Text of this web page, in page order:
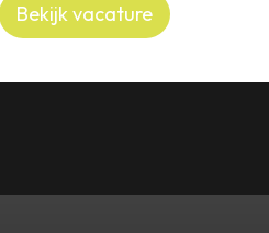
Bekijk vacature